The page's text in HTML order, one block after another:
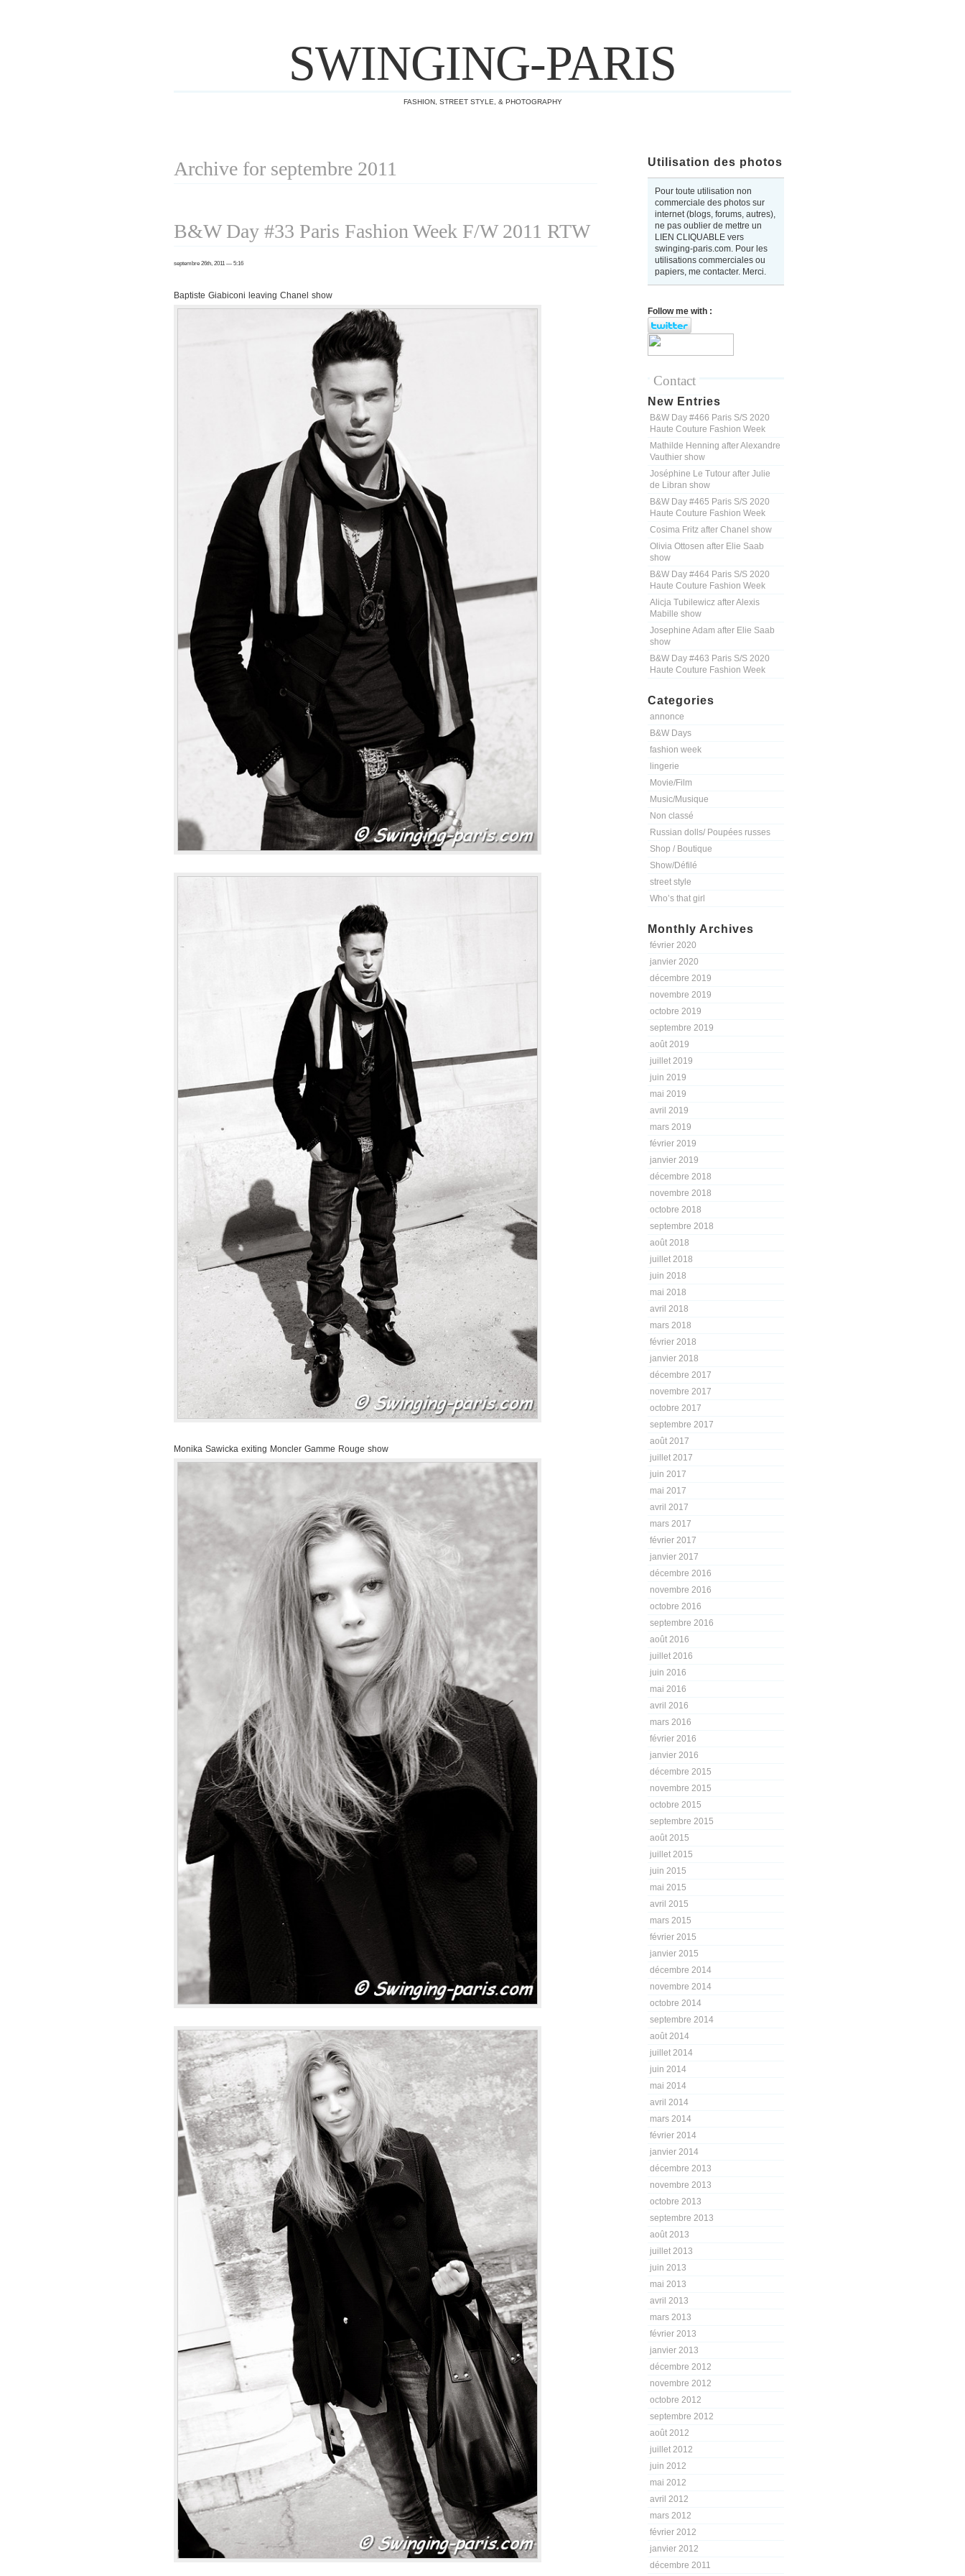
SWINGING-PARIS
FASHION, STREET STYLE, & PHOTOGRAPHY
Utilisation des photos
Pour toute utilisation non
commerciale des photos sur
internet (blogs, forums, autres),
ne pas oublier de mettre un
LIEN CLIQUABLE vers
swinging-paris.com. Pour les
utilisations commerciales ou
papiers, me contacter. Merci.
Follow me with :
Contact
New Entries
B&W Day #466 Paris S/S 2020
Haute Couture Fashion Week
Mathilde Henning after Alexandre
Vauthier show
Joséphine Le Tutour after Julie
de Libran show
B&W Day #465 Paris S/S 2020
Haute Couture Fashion Week
Cosima Fritz after Chanel show
Olivia Ottosen after Elie Saab
show
B&W Day #464 Paris S/S 2020
Haute Couture Fashion Week
Alicja Tubilewicz after Alexis
Mabille show
Josephine Adam after Elie Saab
show
B&W Day #463 Paris S/S 2020
Haute Couture Fashion Week
Categories
annonce
B&W Days
fashion week
lingerie
Movie/Film
Music/Musique
Non classé
Russian dolls/ Poupées russes
Shop / Boutique
Show/Défilé
street style
Who’s that girl
Monthly Archives
février 2020
janvier 2020
décembre 2019
novembre 2019
octobre 2019
septembre 2019
août 2019
juillet 2019
juin 2019
mai 2019
avril 2019
mars 2019
février 2019
janvier 2019
décembre 2018
novembre 2018
octobre 2018
septembre 2018
août 2018
juillet 2018
juin 2018
mai 2018
avril 2018
mars 2018
février 2018
janvier 2018
décembre 2017
novembre 2017
octobre 2017
septembre 2017
août 2017
juillet 2017
juin 2017
mai 2017
avril 2017
mars 2017
février 2017
janvier 2017
décembre 2016
novembre 2016
octobre 2016
septembre 2016
août 2016
juillet 2016
juin 2016
mai 2016
avril 2016
mars 2016
février 2016
janvier 2016
décembre 2015
novembre 2015
octobre 2015
septembre 2015
août 2015
juillet 2015
juin 2015
mai 2015
avril 2015
mars 2015
février 2015
janvier 2015
décembre 2014
novembre 2014
octobre 2014
septembre 2014
août 2014
juillet 2014
juin 2014
mai 2014
avril 2014
mars 2014
février 2014
janvier 2014
décembre 2013
novembre 2013
octobre 2013
septembre 2013
août 2013
juillet 2013
juin 2013
mai 2013
avril 2013
mars 2013
février 2013
janvier 2013
décembre 2012
novembre 2012
octobre 2012
septembre 2012
août 2012
juillet 2012
juin 2012
mai 2012
avril 2012
mars 2012
février 2012
janvier 2012
décembre 2011
Archive for septembre 2011
B&W Day #33 Paris Fashion Week F/W 2011 RTW
septembre 26th, 2011 — 5:16
Baptiste Giabiconi leaving Chanel show
Monika Sawicka exiting Moncler Gamme Rouge show